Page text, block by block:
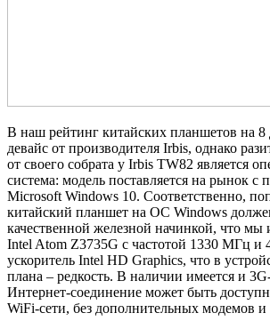
В наш рейтинг китайских планшетов на
девайс от производителя Irbis, однако
от своего собрата у Irbis TW82 является
система: модель поставляется на рынок с
Microsoft Windows 10. Соответственно,
китайский планшет на OC Windows
качественной железной начинкой, что мы
Intel Atom Z3735G с частотой 1330 МГц и
ускоритель Intel HD Graphics, что в
плана – редкость. В наличии имеется и
Интернет-соединение может быть
WiFi-сети, без дополнительных модемов и